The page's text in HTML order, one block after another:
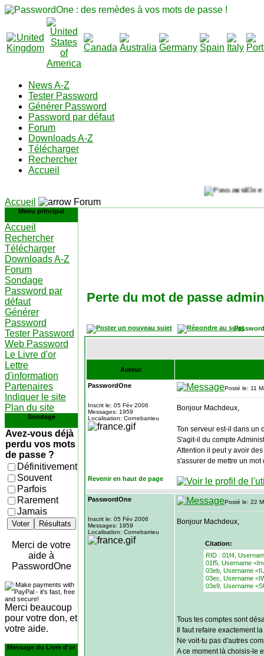
News A-Z
Tester Password
Générer Password
Password par défaut
Forum
Downloads A-Z
Télécharger
Rechercher
Accueil
Accueil Forum
Menu principal
Accueil
Rechercher
Télécharger
Downloads A-Z
Forum
Sondage
Password par
défaut
Générer
Password
Tester Password
Web Password
Le Livre d'or
Lettre
d'information
Partenaires
Indiquer le site
Plan du site
Sondage
Avez-vous déjà
perdu vos mots
de passe ?
Définitivement
Souvent
Parfois
Rarement
Jamais
Voter Résultats
Merci de votre
aide à
PasswordOne
Merci beaucoup
pour votre don, et
votre aide.
Message du Livre d'or
Perte du mot de passe
Auteur
PasswordOne
Inscrit le: 05 Fév 2006
Messages: 1959
Localisation: Cornebarrieu
Posté le: 11
Bonjour Machdeux,
Ton serveur est-il dans un
S'agit-il du compte
Attention il peut y avoir
s'assurer de mettre un
Revenir en haut de page
PasswordOne
Inscrit le: 05 Fév 2006
Messages: 1959
Localisation: Cornebarrieu
Posté le: 22
Bonjour Machdeux,
Citation:
RID : 01f4,
01f5, Username
03eb, Username
03ec, Username
03e9, Username
Tous tes comptes sont
Il faut refaire exactement
Ne voit-tu pas d'autres
A ce moment là choisis-le